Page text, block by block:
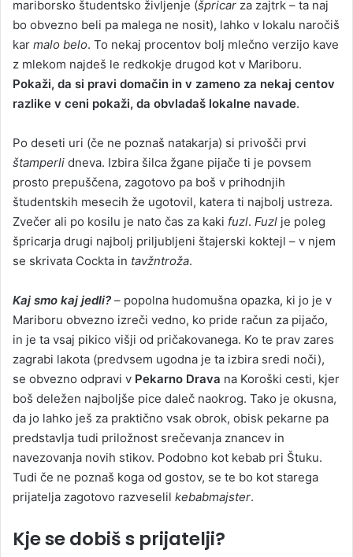
mariborsko študentsko življenje (špricar za zajtrk – ta naj
bo obvezno beli pa malega ne nosit), lahko v lokalu naročiš
kar malo belo. To nekaj procentov bolj mlečno verzijo kave
z mlekom najdeš le redkokje drugod kot v Mariboru.
Pokaži, da si pravi domačin in v zameno za nekaj centov
razlike v ceni pokaži, da obvladaš lokalne navade.
Po deseti uri (če ne poznaš natakarja) si privošči prvi
štamperli dneva. Izbira šilca žgane pijače ti je povsem
prosto prepuščena, zagotovo pa boš v prihodnjih
študentskih mesecih že ugotovil, katera ti najbolj ustreza.
Zvečer ali po kosilu je nato čas za kaki fuzl. Fuzl je poleg
špricarja drugi najbolj priljubljeni štajerski koktejl – v njem
se skrivata Cockta in tavžntroža.
Kaj smo kaj jedli? – popolna hudomušna opazka, ki jo je v
Mariboru obvezno izreči vedno, ko pride račun za pijačo,
in je ta vsaj pikico višji od pričakovanega. Ko te prav zares
zagrabi lakota (predvsem ugodna je ta izbira sredi noči),
se obvezno odpravi v Pekarno Drava na Koroški cesti, kjer
boš deležen najboljše pice daleč naokrog. Tako je okusna,
da jo lahko ješ za praktično vsak obrok, obisk pekarne pa
predstavlja tudi priložnost srečevanja znancev in
navezovanja novih stikov. Podobno kot kebab pri Štuku.
Tudi če ne poznaš koga od gostov, se te bo kot starega
prijatelja zagotovo razveselil kebabmajster.
Kje se dobiš s prijatelji?